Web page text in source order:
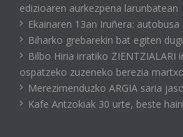
edizioaren aurkezpena larunbatean
Ekainaren 13an Iruñera: autobusa
Biharko grebarekin bat egiten
Bilbo Hiria irratiko ZIENTZIALARI
ospatzeko zuzeneko berezia
Merezimenduzko ARGIA saria
Kafe Antzokiak 30 urte, beste